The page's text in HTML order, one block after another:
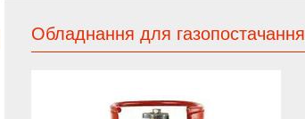
Обладнання для газопостачання